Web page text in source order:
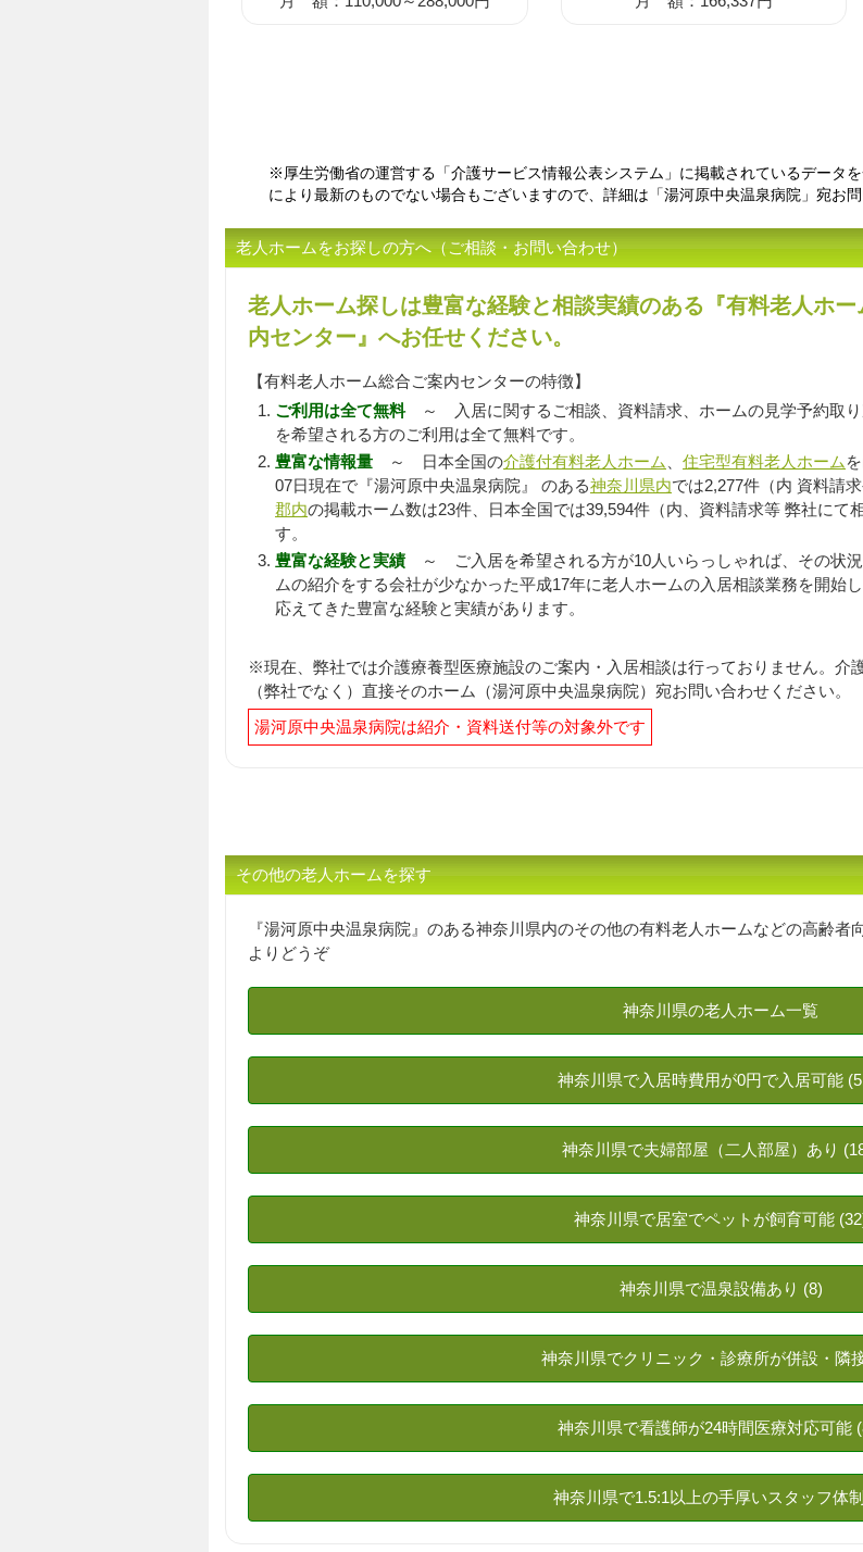
※厚生労働省の運営する「介護サービス情報公表システム」に掲載されているデータ
により最新のものでない場合もございますので、詳細は「湯河原中央温泉病院」宛お問
老人ホームをお探しの方へ（ご相談・お問い合わせ）
老人ホーム探しは豊富な経験と相談実績のある『有料老人ホー
内センター』へお任せください。
【有料老人ホーム総合ご案内センターの特徴】
ご利用は全て無料～ 入居に関するご相談、資料請求、ホームの見学予約取り
を希望される方のご利用は全て無料です。
豊富な情報量 ～ 日本全国の介護付有料老人ホーム 住宅型有料老人ホーム
07日現在で『湯河原中央温泉病院』 のある神奈川県内では2,277件（内 資料請
郡内の掲載ホーム数は23件、日本全国では39,594件（内、資料請求等 弊社にて
す。
豊富な経験と実績～ ご入居を希望される方が10人いらっしゃれば、その状況
ムの紹介をする会社が少なかった平成17年に老人ホームの入居相談業務を開始
応えてきた豊富な経験と実績があります。
※現在、弊社では介護療養型医療施設のご案内・入居相談は行っておりません。介
（弊社でなく）直接そのホーム（湯河原中央温泉病院）宛お問い合わせください。
湯河原中央温泉病院は紹介・資料送付等の対象外です
その他の老人ホームを探す
『湯河原中央温泉病院』のある神奈川県内のその他の有料老人ホームなどの高齢
よりどうぞ